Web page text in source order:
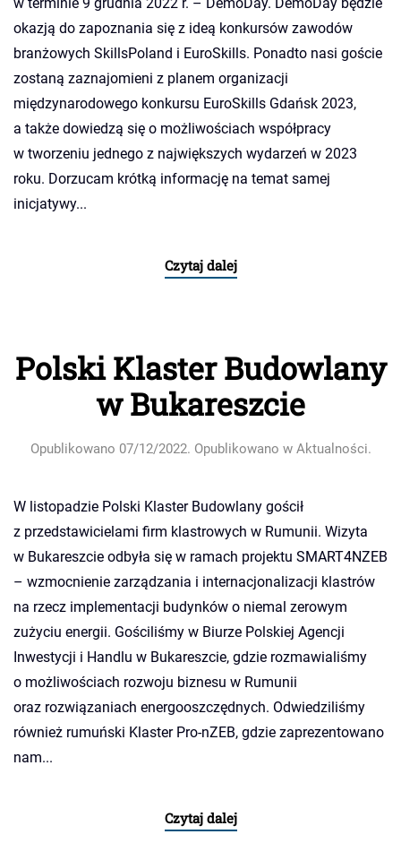
okazją do zapoznania się z ideą konkursów zawodów
branżowych SkillsPoland i EuroSkills. Ponadto nasi goście
zostaną zaznajomieni z planem organizacji
międzynarodowego konkursu EuroSkills Gdańsk 2023,
a także dowiedzą się o możliwościach współpracy
w tworzeniu jednego z największych wydarzeń w 2023
roku. Dorzucam krótką informację na temat samej
inicjatywy...
Czytaj dalej
Polski Klaster Budowlany
w Bukareszcie
Opublikowano 07/12/2022. Opublikowano w Aktualności.
W listopadzie Polski Klaster Budowlany gościł
z przedstawicielami firm klastrowych w Rumunii. Wizyta
w Bukareszcie odbyła się w ramach projektu SMART4NZEB
– wzmocnienie zarządzania i internacjonalizacji klastrów
na rzecz implementacji budynków o niemal zerowym
zużyciu energii. Gościliśmy w Biurze Polskiej Agencji
Inwestycji i Handlu w Bukareszcie, gdzie rozmawialiśmy
o możliwościach rozwoju biznesu w Rumunii
oraz rozwiązaniach energooszczędnych. Odwiedziliśmy
również rumuński Klaster Pro-nZEB, gdzie zaprezentowano
nam...
Czytaj dalej